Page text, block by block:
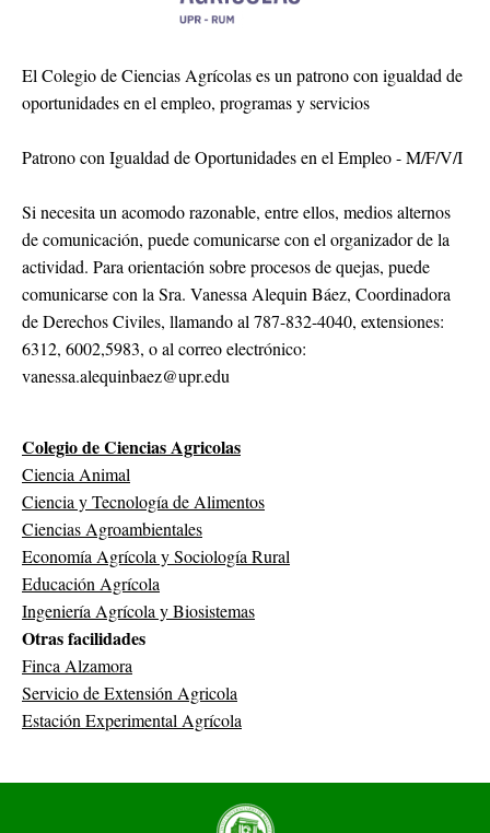
El Colegio de Ciencias Agrícolas es un patrono con igualdad de
oportunidades en el empleo, programas y servicios
Patrono con Igualdad de Oportunidades en el Empleo - M/F/V/I
Si necesita un acomodo razonable, entre ellos, medios alternos
de comunicación, puede comunicarse con el organizador de la
actividad. Para orientación sobre procesos de quejas, puede
comunicarse con la Sra. Vanessa Alequin Báez, Coordinadora
de Derechos Civiles, llamando al 787-832-4040, extensiones:
6312, 6002,5983, o al correo electrónico:
vanessa.alequinbaez@upr.edu
Colegio de Ciencias Agricolas
Ciencia Animal
Ciencia y Tecnología de Alimentos
Ciencias Agroambientales
Economía Agrícola y Sociología Rural
Educación Agrícola
Ingeniería Agrícola y Biosistemas
Otras facilidades
Finca Alzamora
Servicio de Extensión Agricola
Estación Experimental Agrícola